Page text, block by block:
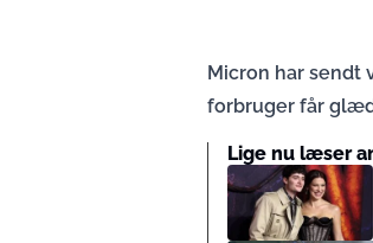
Micron har sendt
forbruger får
Lige nu læser